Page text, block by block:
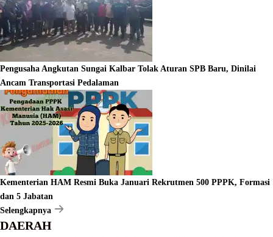
Pengusaha Angkutan Sungai Kalbar Tolak Aturan SPB Baru, Dinilai
Ancam Transportasi Pedalaman
Kementerian HAM Resmi Buka Januari Rekrutmen 500 PPPK, Formasi
dan 5 Jabatan
Selengkapnya
DAERAH